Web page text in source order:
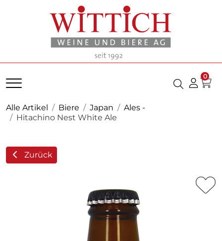
0
Alle Artikel Biere Japan
Ales -
Hitachino Nest White Ale
Zurück